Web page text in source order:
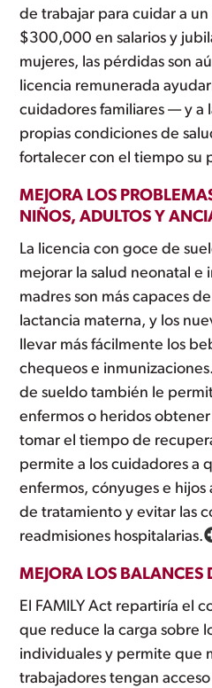
de trabajar para cuidar a
$300,000 en salarios y
mujeres, las pérdidas son
licencia remunerada
cuidadores familiares — y a
propias condiciones de
fortalecer con el tiempo su
MEJORA LOS
NIÑOS, ADULTOS Y
La licencia con goce de
mejorar la salud neonatal e
madres son más capaces
lactancia materna, y los
llevar más fácilmente los
chequeos e inmunizaciones.
de sueldo también le
enfermos o heridos
tomar el tiempo de
permite a los cuidadores a
enfermos, cónyuges e hijos
de tratamiento y evitar las
readmisiones hospitalarias.
MEJORA LOS BALANCES
El FAMILY Act repartiría el
que reduce la carga sobre
individuales y permite que
trabajadores tengan